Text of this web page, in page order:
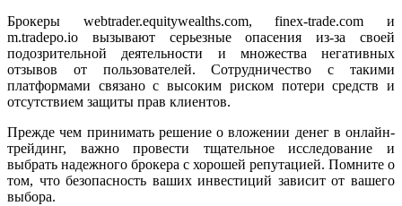
Брокеры webtrader.equitywealths.com, finex-trade.com и
m.tradepo.io вызывают серьезные опасения из-за своей
подозрительной деятельности и множества негативных
отзывов от пользователей. Сотрудничество с такими
платформами связано с высоким риском потери средств и
отсутствием защиты прав клиентов.
Прежде чем принимать решение о вложении денег в онлайн-
трейдинг, важно провести тщательное исследование и
выбрать надежного брокера с хорошей репутацией. Помните о
том, что безопасность ваших инвестиций зависит от вашего
выбора.